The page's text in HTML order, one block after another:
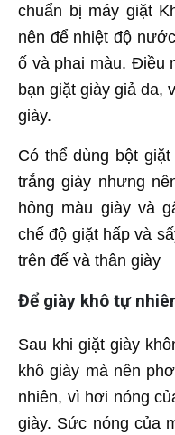
chuẩn bị máy giặt
nên để nhiệt độ
ố và phai màu. Điều
bạn giặt giày giả da,
giày.
Có thể dùng bột
trắng giày nhưng
hỏng màu giày và
chế độ giặt hấp và
trên đế và thân giày
Để giày khô tự
Sau khi giặt giày
khô giày mà nên
nhiên, vì hơi nóng
giày. Sức nóng của